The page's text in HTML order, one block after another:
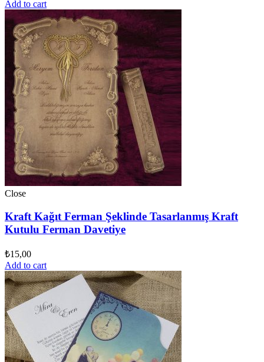
Add to cart
Close
Kraft Kağıt Ferman Şeklinde Tasarlanmış Kraft
Kutulu Ferman Davetiye
₺15,00
Add to cart